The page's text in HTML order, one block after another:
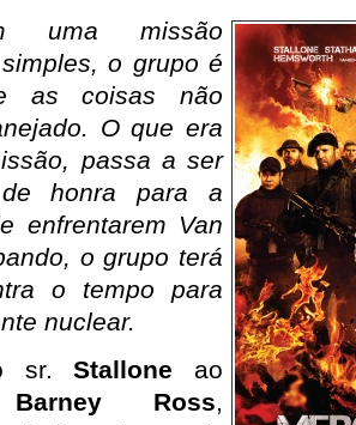
uma missão
o grupo é
as coisas não
O que era
passa a ser
honra para a
enfrentarem Van
o grupo terá
o tempo para
nuclear.
sr.Stallone ao
Barney Ross,